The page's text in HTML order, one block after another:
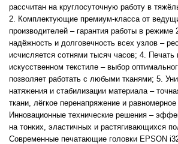
рассчитан на круглосуточную работу в
2. Комплектующие премиум-класса от
производителей – гарантия работы в режиме
надёжность и долговечность всех узлов –
исчисляется сотнями тысяч часов; 4. Печать
искусственном текстиле – выбор
позволяет работать с любыми тканями; 5.
натяжения и стабилизации материала –
ткани, лёгкое перенапряжение и
Инновационные технические решения –
на тонких, эластичных и растягивающихся
Современные печатающие головки EPSON